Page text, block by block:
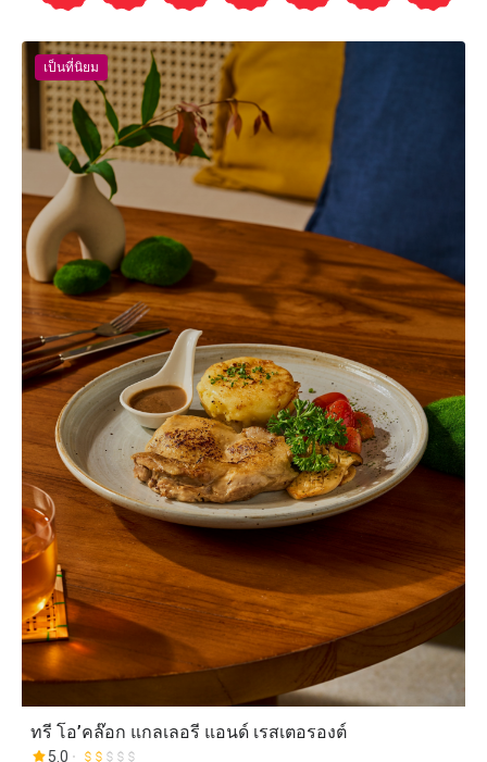
ทรี โอ’คล๊อก แกลเลอรี แอนด์ เรสเตอรองต์
5.0
เป็นที่นิยม